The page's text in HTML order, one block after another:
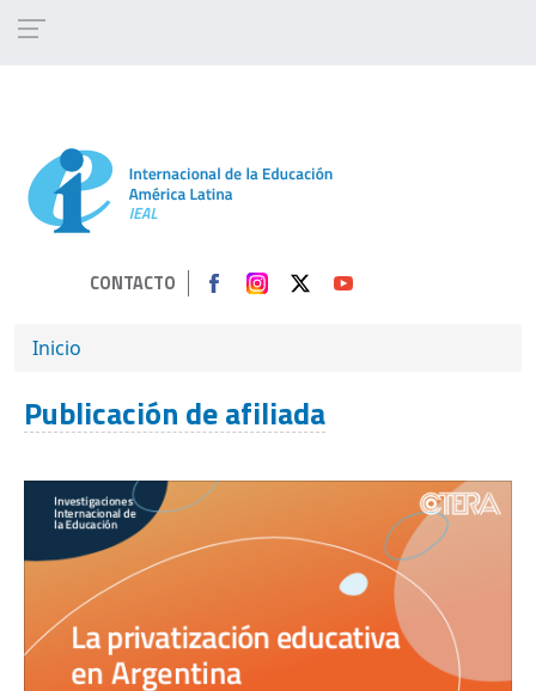
CONTACTO
SOBRESCRIBIR ENLACES DE AYUDA A
Inicio
Publicación de afiliada